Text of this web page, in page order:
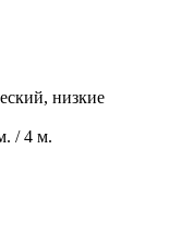
низкие
/ 4 м.